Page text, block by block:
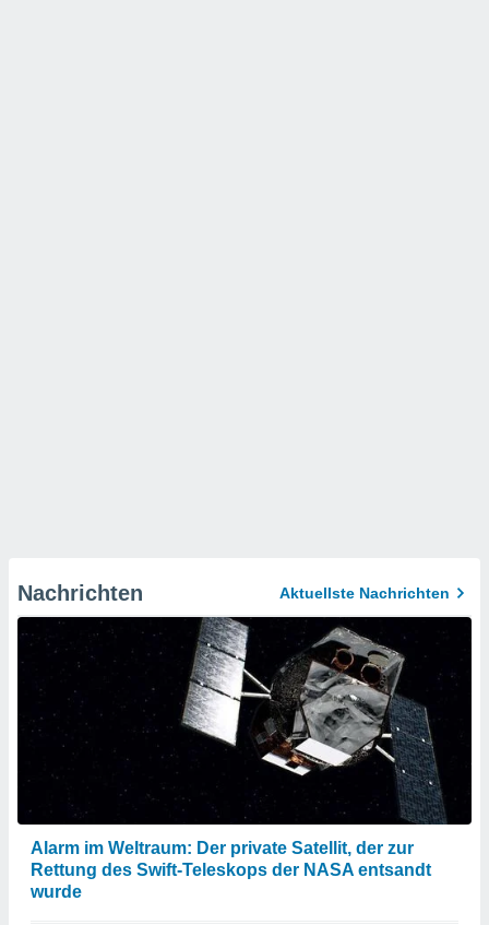
Nachrichten Aktuellste Nachrichten
Alarm im Weltraum: Der private Satellit, der zur
Rettung des Swift-Teleskops der NASA entsandt
wurde